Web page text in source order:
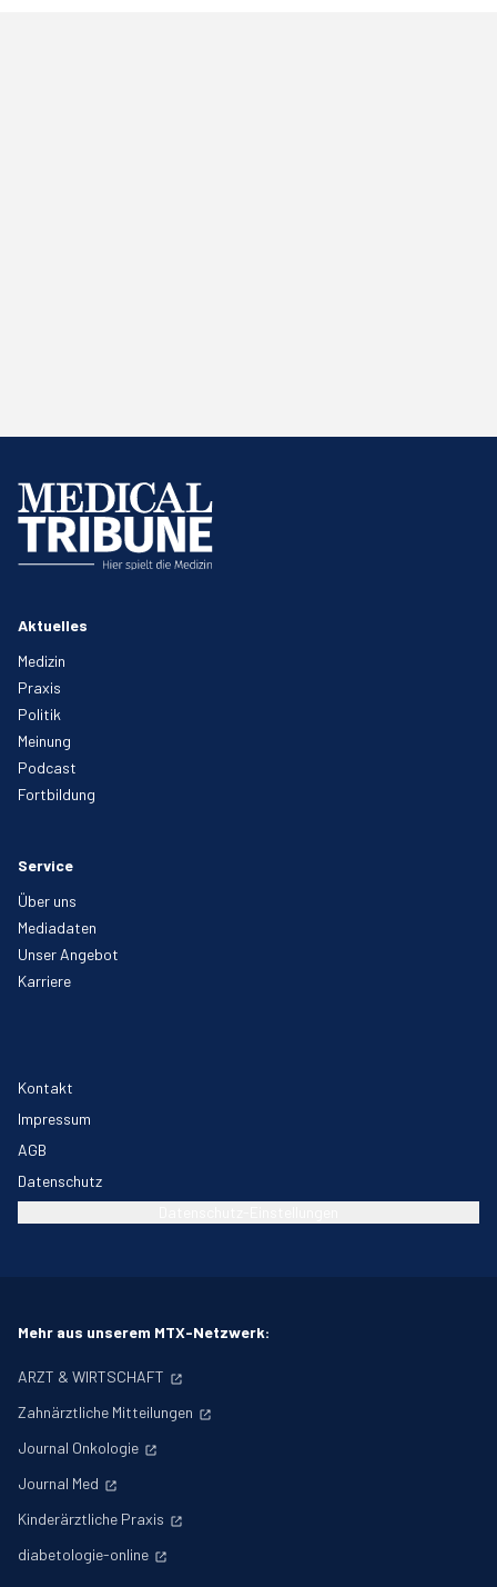
Aktuelles
Medizin
Praxis
Politik
Meinung
Podcast
Fortbildung
Service
Über uns
Mediadaten
Unser Angebot
Karriere
Kontakt
Impressum
AGB
Datenschutz
Mehr aus unserem MTX-Netzwerk:
ARZT & WIRTSCHAFT
Zahnärztliche Mitteilungen
Journal Onkologie
Journal Med
Kinderärztliche Praxis
diabetologie-online